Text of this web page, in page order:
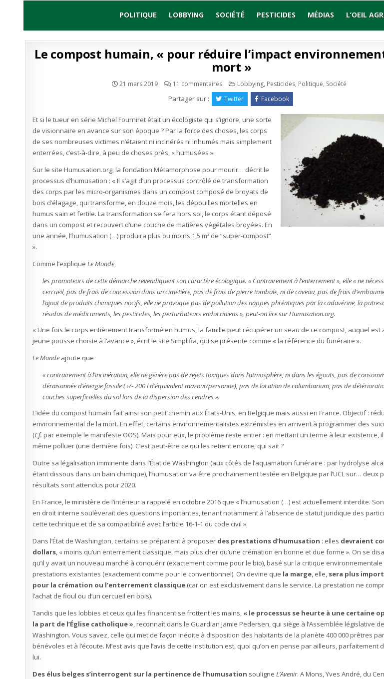
POLITIQUE LOBBYING SOCIÉTÉ PESTICIDES MÉDIAS L’OEIL
Le compost humain, « pour réduire l’impact
mort »
21 mars 2019 11 commentairessur
compost
humain,
« pour
l’impact
environnemental
de
mort »
Publié
Lobbying, Pesticides, Politique, Société
Partager sur : Twitter Facebook
Et si le tueur en série Michel Fourniret était un écologiste qui s’ignore, une sorte
de visionnaire en avance sur son époque ? Par la force des choses, les corps
de ses nombreuses victimes n’étaient ni incinérés ni inhumés mais simplement
enterrées, c’est-à-dire, à peu de choses près, « humusées ».
Sur le site Humusation.org, la fondation Métamorphose pour mourir… décrit le
processus d’humusation : « Il s’agit d’un processus contrôlé de transformation
des corps par les micro-organismes dans un compost composé de broyats de
bois d’élagage, qui transforme, en douze mois, les dépouilles mortelles en
humus sain et fertile. La transformation se fera hors sol, le corps étant déposé
dans un compost et recouvert d’une couche de matières végétales broyées. En
une année, l’humusation (…) produira plus ou moins 1,5 m³ de “super-compost”
».
Comme l’expliqueLe Monde,
les promoteurs de cette démarche revendiquent son caractère écologique. « Contrairement à l’enterrement », elle « ne
cercueil, pas de frais de concession dans un cimetière, pas de frais de pierre tombale, ni de caveau, pas de frais
l’ajout de produits chimiques nocifs, elle ne provoque pas de pollution des nappes phréatiques par la cadavérine, la
résidus de médicaments, les pesticides, les perturbateurs endocriniens », peut-on lire sur Humusation.org.
« Une fois le corps entièrement transformé en humus, la famille peut récupérer un seau de ce compost, auquel est
jeune pousse choisie à l’avance », écrit le site Simplifia, qui se présente comme « la référence du funéraire ».
Le Monde ajoute que
« contrairement à l’incinération, elle ne génère pas de rejets toxiques dans l’atmosphère, ni dans les égouts, pas de
déraisonnée d’énergie fossile (+/- 200 l d’équivalent mazout/personne), pas de location de columbarium, pas de
couches superficielles du sol lors de la dispersion des cendres ».
L’idée du compost humain fait ainsi son petit chemin aux États-Unis, en Belgique mais aussi en France. Objectif :
environnemental de la mort. En effet, certains environnementalistes extrémistes en arrivent à programmer des
(Cf. par exemple le manifeste OOS). Mais pour eux, le problème reste entier : en mettant un terme à leur existence,
même polluer (une dernière fois). C’est peut-être ce qui les retient encore, qui sait ?
Outre sa légalisation imminente dans l’État de Washington (aux côtés de l’aquamation funéraire : par hydrolyse
étant dissous dans un bain chimique), l’humusation va être prochainement testée en Belgique par l’UCL sur… deux
résultats sont attendus pour 2020.
En France, le ministère de l’intérieur a rappelé en octobre 2016 que « l’humusation (…) est actuellement interdite.
en droit interne soulèverait des questions importantes, tenant notamment à l’absence de statut juridique des
cette technique et de sa compatibilité avec l’article 16-1-1 du code civil ».
Dans l’État de Washington, certains se préparent à proposer des prestations d’humusation : elles devraient
dollars, « moins qu’un enterrement classique, mais plus cher qu’une crémation en bonne et due forme ». On se
qu’il y avait un nouveau marché à conquérir (exactement comme pour le bio), basé sur la critique environnementale
prestations existantes (exactement comme pour le conventionnel). On devine que la marge, elle, sera plus
pour la crémation ou l’enterrement classique (car on est exclusivement dans le service. La prestation ne
l’achat de fioul ou d’un cercueil en bois).
Tandis que les lobbies et ceux qui les financent se frottent les mains, « le processus se heurte à une certaine
la part de l’Église catholique », reconnaît dans le Guardian Jamie Pedersen, qui siège à l’Assemblée législative de
Washington. Vous savez, celle qui met de façon inédite à disposition des habitants de la planète 400 000 prêtres
bénévoles et à l’écoute. M’est avis que l’avis de cette institution est, quoi qu’on en pense par ailleurs, parfaitement
lui.
Des élus belges s’interrogent sur la pertinence de l’humusation souligneL’Avenir. A Mons, Yves André, du